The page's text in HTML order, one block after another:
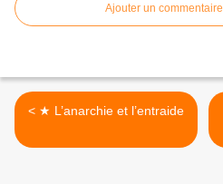
Ajouter un commentaire
< ★ L’anarchie et l’entraide